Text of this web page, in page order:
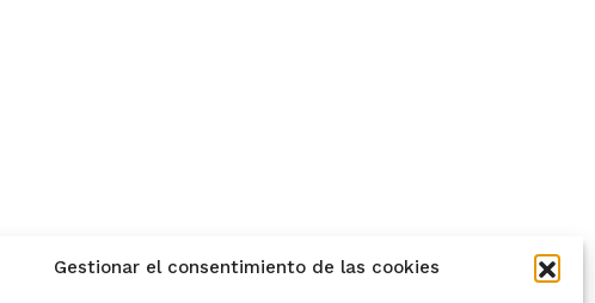
Gestionar el consentimiento de las cookies